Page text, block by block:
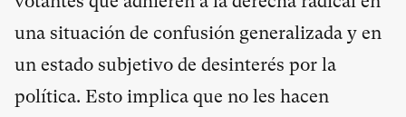
una situación de confusión generalizada y en
un estado subjetivo de desinterés por la
política. Esto implica que no les hacen